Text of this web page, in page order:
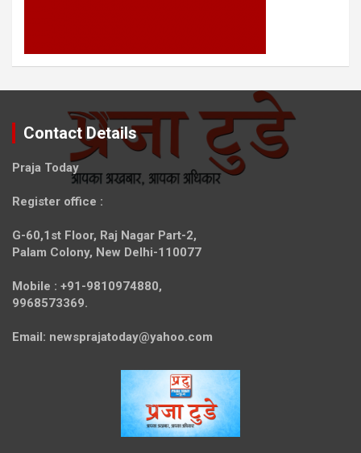
Contact Details
Praja Today
Register office :
G-60,1st Floor, Raj Nagar Part-2,
Palam Colony, New Delhi-110077
Mobile : +91-9810974880,
9968573369.
Email: newsprajatoday@yahoo.com